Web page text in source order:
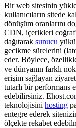
Bir web sitesinin
kullanıcıların sitede
dönüşüm oranlarını
CDN, içerikleri
dağıtarak sunucu
gecikme sürelerini
eder. Böylece,
ve dünyanın farklı
erişim sağlayan
tutarlı bir performans
edebilirsiniz.
teknolojisini hosting
entegre ederek
ölçekte rekabet